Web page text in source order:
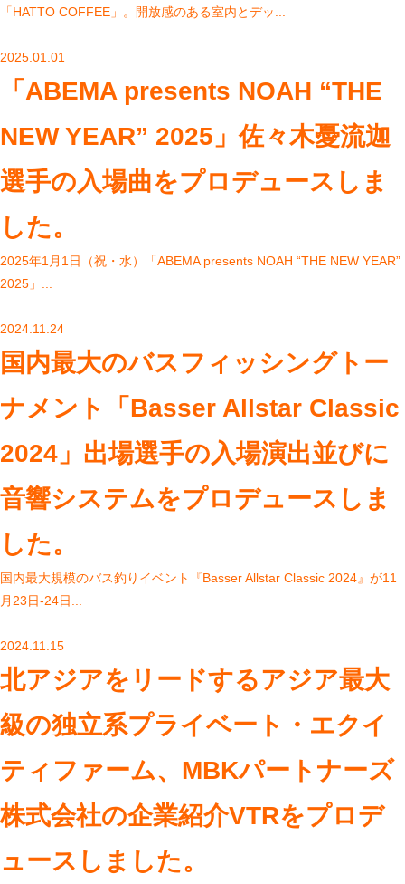
「HATTO COFFEE」。開放感のある室内とデッ...
2025.01.01
「ABEMA presents NOAH “THE
NEW YEAR” 2025」佐々木憂流迦
選手の入場曲をプロデュースしま
した。
2025年1月1日（祝・水）「ABEMA presents NOAH “THE NEW YEAR”
2025」...
2024.11.24
国内最大のバスフィッシングトー
ナメント「Basser Allstar Classic
2024」出場選手の入場演出並びに
音響システムをプロデュースしま
した。
国内最⼤規模のバス釣りイベント『Basser Allstar Classic 2024』が11
⽉23日-24⽇...
2024.11.15
北アジアをリードするアジア最大
級の独立系プライベート・エクイ
ティファーム、MBKパートナーズ
株式会社の企業紹介VTRをプロデ
ュースしました。